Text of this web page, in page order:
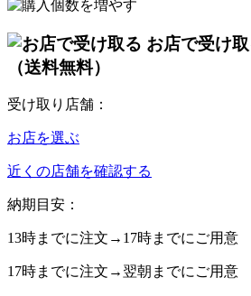
お店で受け
（送料無料）
受け取り店舗：
お店を選ぶ
近くの店舗を確認する
納期目安：
13時までに注文→ 17時までにご用意
17時までに注文→ 翌朝 までにご用意